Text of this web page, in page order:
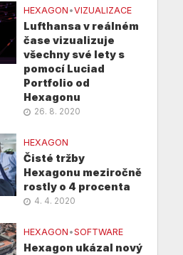
HEXAGON •VIZUALIZACE
Lufthansa v reálném
čase vizualizuje
všechny své lety s
pomocí Luciad
Portfolio od
Hexagonu
26. 8. 2020
HEXAGON
Čisté tržby
Hexagonu meziročně
rostly o 4 procenta
4. 4. 2020
HEXAGON •SOFTWARE
Hexagon ukázal nový